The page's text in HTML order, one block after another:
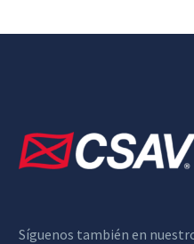
Síguenos también en